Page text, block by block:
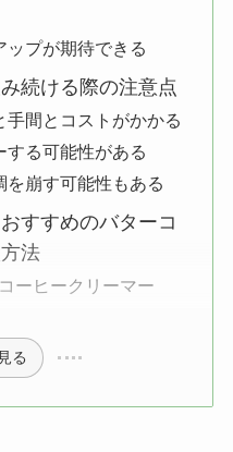
ップが期待できる
続ける際の注意点
手間とコストがかかる
する可能性がある
を崩す可能性もある
すすめのバターコ
法
ーヒークリーマー
る